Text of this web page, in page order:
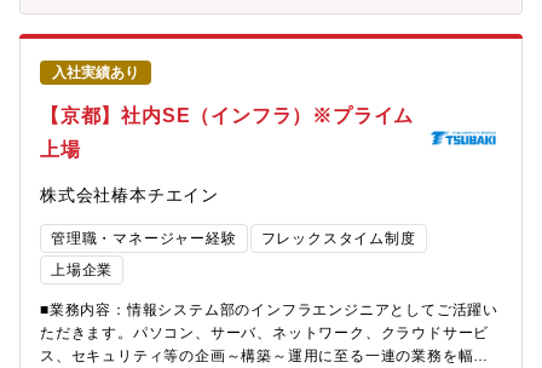
化、人財不足、属人化した開発に起因した低い開発生産性、など
深刻な課題に直面しています。我々は、生成AIやシミュレーショ
ンなどDX技術やネットワーク技術を活用し、製造業のお客様の開
発生産性向上を通じて、世界や日本の製造業をより良くしていく
ことを目指しています。我々と一緒に、「製造業DX」の推進を通
じて製造業をより良くしていきたい、という想いを持った方を、
業界・企業問わず幅広く募集しています（制御機器の開発経験は
造業・社会への貢献PLCプログラム開発の自動化を進めること
で、製造業が直面する深刻な問題（熟練技術者の高齢化、人財不
足、属人化した開発に起因した低い開発生産性）の解決に貢献で
きます。■事業への貢献お客様と一緒に課題解決をすることで、お
客様の事業拡大に貢献し、結果、自社のコントローラ事業拡大に
貢献できます。■ご自身のキャリアの成長・製造業DXの最前線
で、社会的意義のあるPLCプログラム開発の自動化に関わること
ができます。・同社での経験を積むことで、社内外でのテックリ
入社実績あり
【京都】社内SE（インフラ）※プライム
上場
株式会社椿本チエイン
管理職・マネージャー経験
フレックスタイム制度
上場企業
■業務内容：情報システム部のインフラエンジニアとしてご活躍い
ただきます。パソコン、サーバ、ネットワーク、クラウドサービ
ス、セキュリティ等の企画～構築～運用に至る一連の業務を幅広